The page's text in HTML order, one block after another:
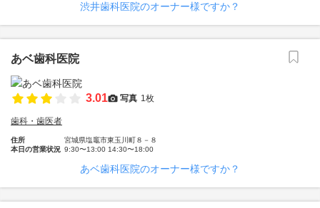
渋井歯科医院のオーナー様ですか？
あベ歯科医院
3.01 写真 1枚
歯科・歯医者
住所
宮城県塩竈市東玉川町８－８
本日の営業状況 9:30〜13:00 14:30〜18:00
あベ歯科医院のオーナー様ですか？